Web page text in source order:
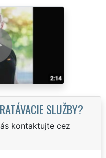
SLUŽBY?
kontaktujte cez